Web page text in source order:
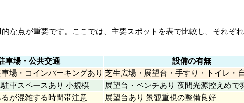
な点が重要です。ここでは、主要スポットを表で比較し、それぞ
車場・公共交通
設備の有無
場・コインパーキングあり 芝生広場・展望台・手すり・トイレ・
車スペースあり 小規模
展望台・ベンチあり 夜間光源控えめで
が混雑する時間帯注意 展望台あり 景観重視の整備良好